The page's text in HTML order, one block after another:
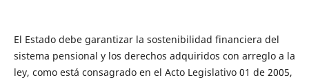
El Estado debe garantizar la sostenibilidad financiera del
sistema pensional y los derechos adquiridos con arreglo a la
ley, como está consagrado en el Acto Legislativo 01 de 2005,